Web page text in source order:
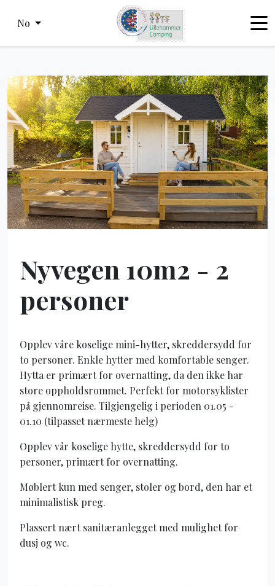
No
Nyvegen 10m2 - 2
personer
Opplev våre koselige mini-hytter, skreddersydd for
to personer. Enkle hytter med komfortable senger.
Hytta er primært for overnatting, da den ikke har
store oppholdsrommet. Perfekt for motorsyklister
på gjennomreise. Tilgjengelig i perioden 01.05 -
01.10 (tilpasset nærmeste helg)
Opplev vår koselige hytte, skreddersydd for to
personer, primært for overnatting.
Møblert kun med senger, stoler og bord, den har et
minimalistisk preg.
Plassert nært sanitæranlegget med mulighet for
dusj og wc.